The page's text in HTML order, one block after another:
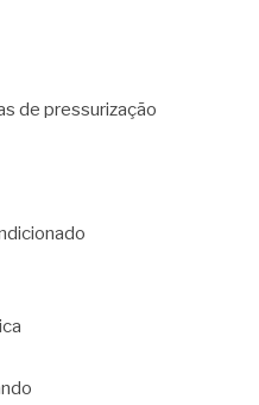
de pressurização